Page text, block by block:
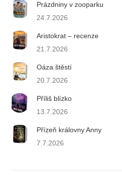
Prázdniny v zooparku
24.7.2026
Aristokrat – recenze
21.7.2026
Oáza štěstí
20.7.2026
Příliš blízko
13.7.2026
Přízeň královny Anny
7.7.2026